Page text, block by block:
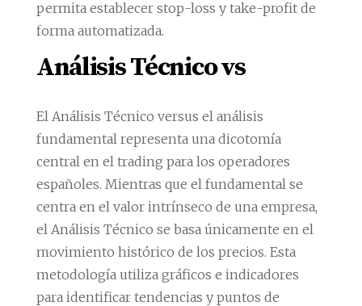
permita establecer stop-loss y take-profit de
forma automatizada.
Análisis Técnico vs
El Análisis Técnico versus el análisis
fundamental representa una dicotomía
central en el trading para los operadores
españoles. Mientras que el fundamental se
centra en el valor intrínseco de una empresa,
el Análisis Técnico se basa únicamente en el
movimiento histórico de los precios. Esta
metodología utiliza gráficos e indicadores
para identificar tendencias y puntos de